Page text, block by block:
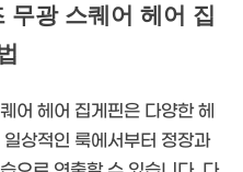
광 스퀘어 헤어 집
어 헤어 집게핀은 다양한 헤
상적인 룩에서부터 정장과